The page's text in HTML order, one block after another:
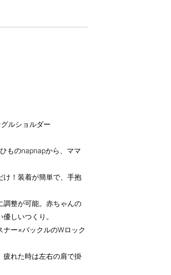
ルショルダー
ものnapnapから、ママ
け！装着が簡単で、手抱
調整が可能。赤ちゃんの
しいつくり。
ナー×バックルのWロック
疲れた時は左右の肩で掛